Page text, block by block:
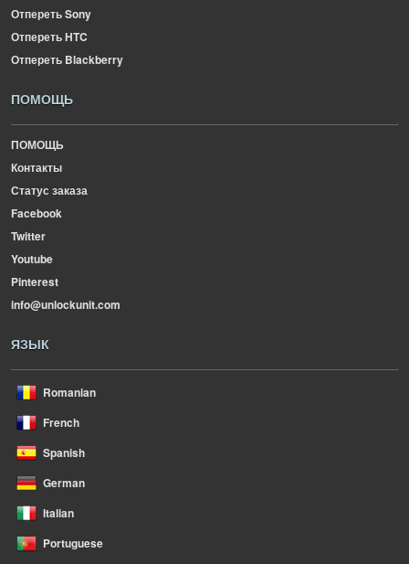
Отпереть Sony
Отпереть HTC
Отпереть Blackberry
ПОМОЩЬ
ПОМОЩЬ
Контакты
Статус заказа
Facebook
Twitter
Youtube
Pinterest
info@unlockunit.com
ЯЗЫК
Romanian
French
Spanish
German
Italian
Portuguese